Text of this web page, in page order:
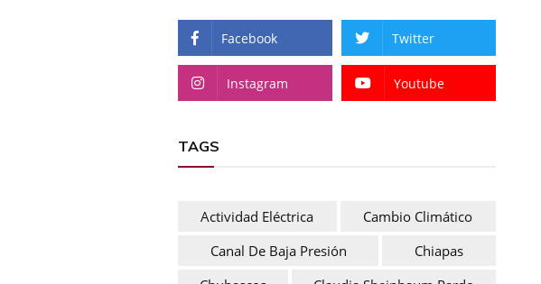
Facebook Twitter
Instagram Youtube
TAGS
Actividad Eléctrica
Cambio Climático
Canal De Baja Presión
Chiapas